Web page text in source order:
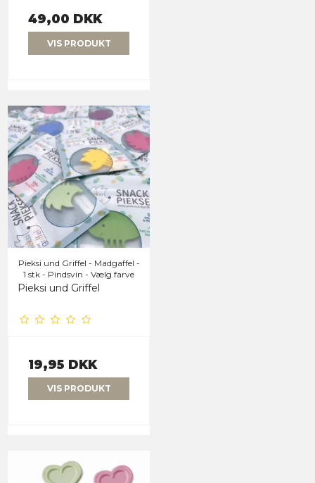
49,00 DKK
VIS PRODUKT
Pieksi und Griffel - Madgaffel -
1 stk - Pindsvin - Vælg farve
Pieksi und Griffel
19,95 DKK
VIS PRODUKT